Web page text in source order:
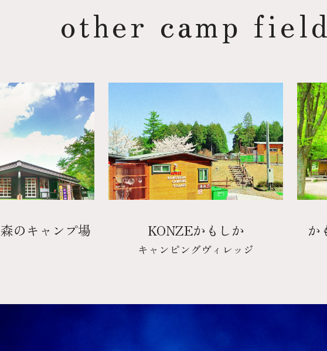
other camp
森のキャンプ場 KONZEかもしか
キャンピングヴィレッジ
か